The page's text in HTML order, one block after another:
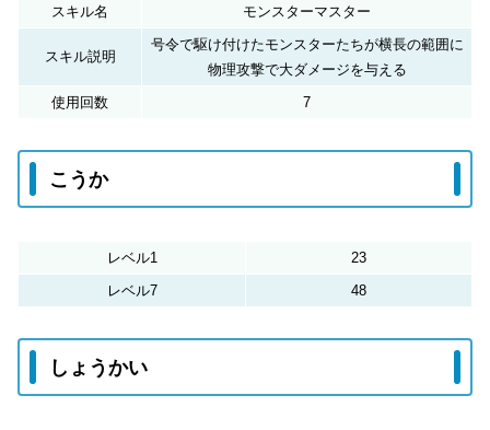
スキル名 モンスターマスター
スキル説明
号令で駆け付けたモンスターたちが横長の範囲に
物理攻撃で大ダメージを与える
使用回数
7
こうか
レベル1
23
レベル7
48
しょうかい